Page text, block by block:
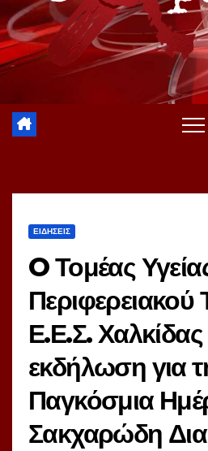
ΕΙΔΗΣΕΙΣ
O Τομέας
Περιφερειακού
Ε.Ε.Σ.
εκδήλωση για
Παγκόσμια
Σακχαρώδη